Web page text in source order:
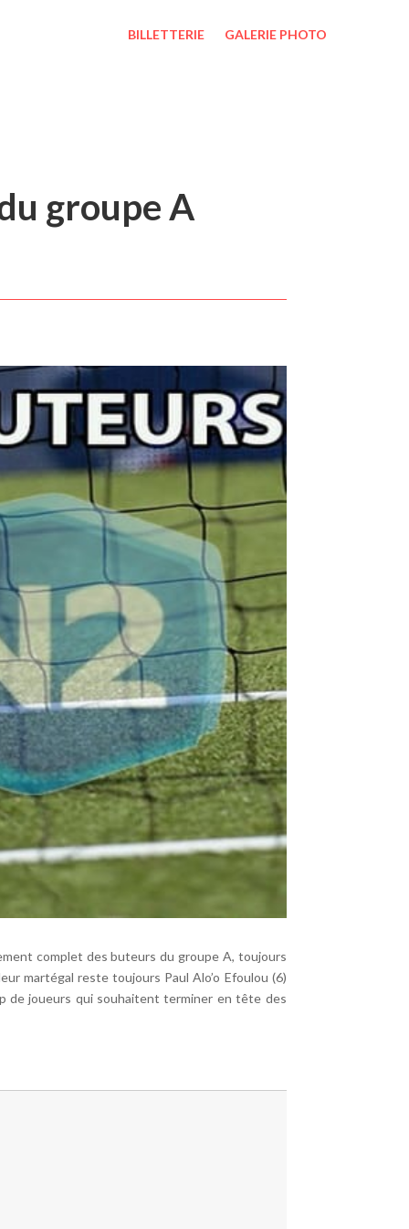
BILLETTERIE GALERIE PHOTO
groupe A
complet des buteurs du groupe A, toujours
martégal reste toujours Paul Alo’o Efoulou (6)
de joueurs qui souhaitent terminer en tête des